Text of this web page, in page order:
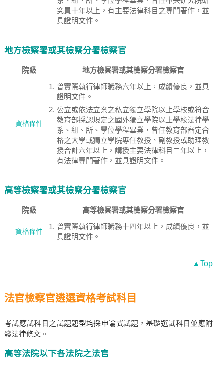
究員十年以上，有主要法律科目之專門著作，並
具證明文件。
地方檢察署或其檢察分署檢察官
院級 地方檢察署或其檢察分署檢察官
資格條件
曾實際執行律師職務六年以上，成績優良，並具
證明文件。
公立或依法立案之私立獨立學院以上學校或符合
教育部採認規定之國外獨立學院以上學校法律學
系、組、所、學位學程畢業，曾任教育部審定合
格之大學或獨立學院專任教授、副教授或助理教
授合計六年以上，講授主要法律科目二年以上，
有法律專門著作，並具證明文件。
高等檢察署或其檢察分署檢察官
院級 高等檢察署或其檢察分署檢察官
資格條件
曾實際執行律師職務十四年以上，成績優良，並
具證明文件。
▲Top
法官檢察官遴選資格考試科目
考試應試科目之試題題型均採申論式試題，基礎選試科目並應附
發法律條文。
高等法院以下各法院之法官